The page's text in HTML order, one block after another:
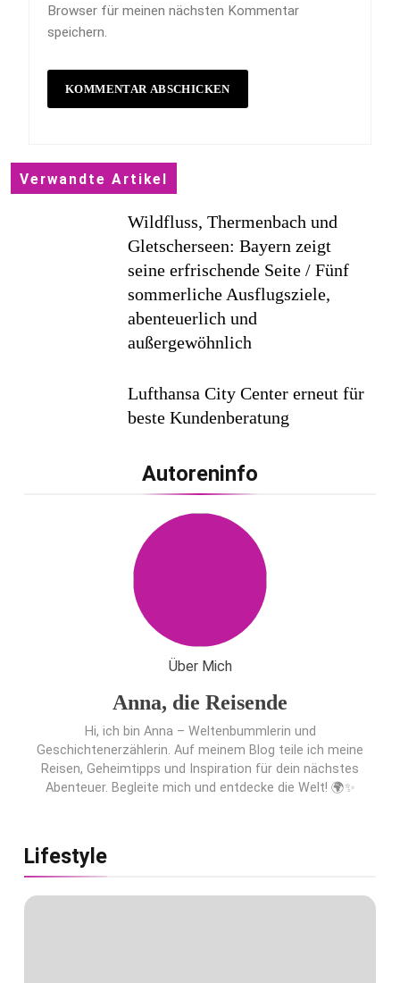
Browser für meinen nächsten Kommentar
speichern.
Verwandte Artikel
Wildfluss, Thermenbach und
Gletscherseen: Bayern zeigt
seine erfrischende Seite / Fünf
sommerliche Ausflugsziele,
abenteuerlich und
außergewöhnlich
Lufthansa City Center erneut für
beste Kundenberatung
Studie sieht LCC zum siebten
Mal in Folge vorn
Cool down am Hintertuxer
Gletscher
Ägypten erleben mit Builder
Travel: sicher, persönlich und gut
begleitet
Autoreninfo
Über Mich
Anna, die Reisende
Hi, ich bin Anna – Weltenbummlerin und
Geschichtenerzählerin. Auf meinem Blog teile ich meine
Reisen, Geheimtipps und Inspiration für dein nächstes
Abenteuer. Begleite mich und entdecke die Welt! 🌍✨
Lifestyle